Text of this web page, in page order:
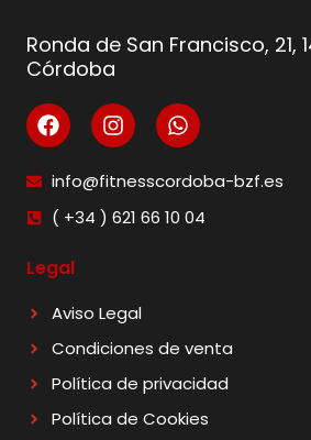
Ronda de San Francisco, 21,
Córdoba
info@fitnesscordoba-bzf.es
( +34 ) 621 66 10 04
Legal
Aviso Legal
Condiciones de venta
Política de privacidad
Política de Cookies